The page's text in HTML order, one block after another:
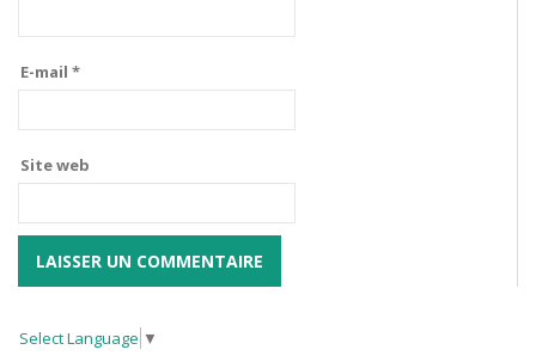
E-mail *
Site web
Select Language ▼